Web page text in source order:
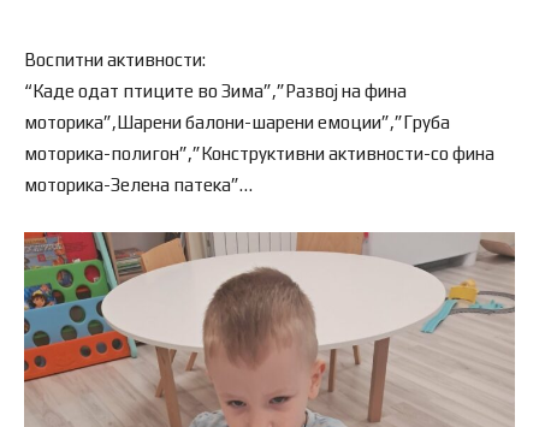
Воспитни активности:
“Каде одат птиците во Зима”,”Развој на фина
моторика”,Шарени балони-шарени емоции”,”Груба
моторика-полигон”,”Конструктивни активности-со фина
моторика-Зелена патека”…